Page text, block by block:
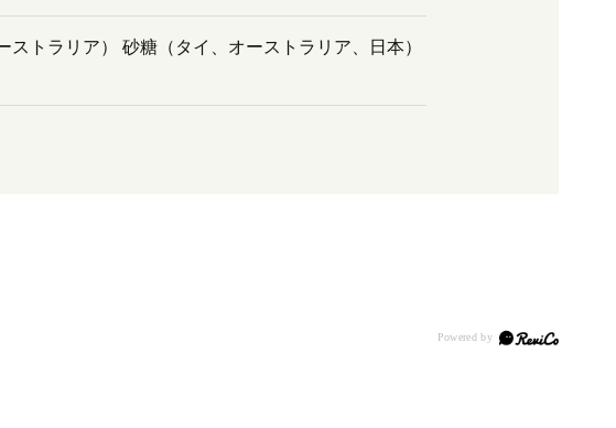
トラリア） 砂糖（タイ、オーストラリア、日本）